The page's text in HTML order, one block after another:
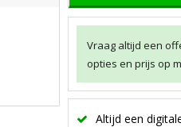
Vraag altijd een
opties en prijs op
Altijd een